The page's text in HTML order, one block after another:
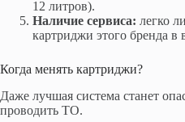
12 литров).
Наличие сервиса: легко
картриджи этого бренда в
Когда менять картриджи?
Даже лучшая система станет
проводить ТО.